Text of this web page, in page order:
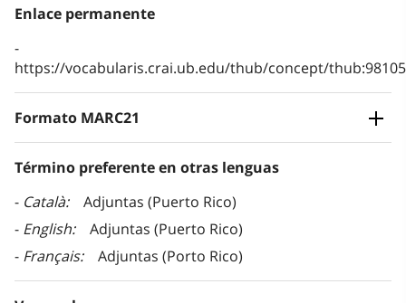
Enlace permanente
https://vocabularis.crai.ub.edu/thub/concept/
Formato MARC21
Término preferente en otras lenguas
Català
Adjuntas (Puerto Rico)
English
Adjuntas (Puerto Rico)
Français
Adjuntas (Porto Rico)